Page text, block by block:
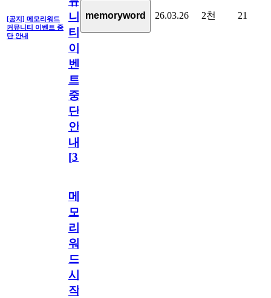
[공지] 메모리워드
커뮤니티 이벤트 중
단 안내
니
티
이
벤
트
중
단
안
내
[31
memoryword 26.03.26 2천 21
메
모
리
워
드
시
작